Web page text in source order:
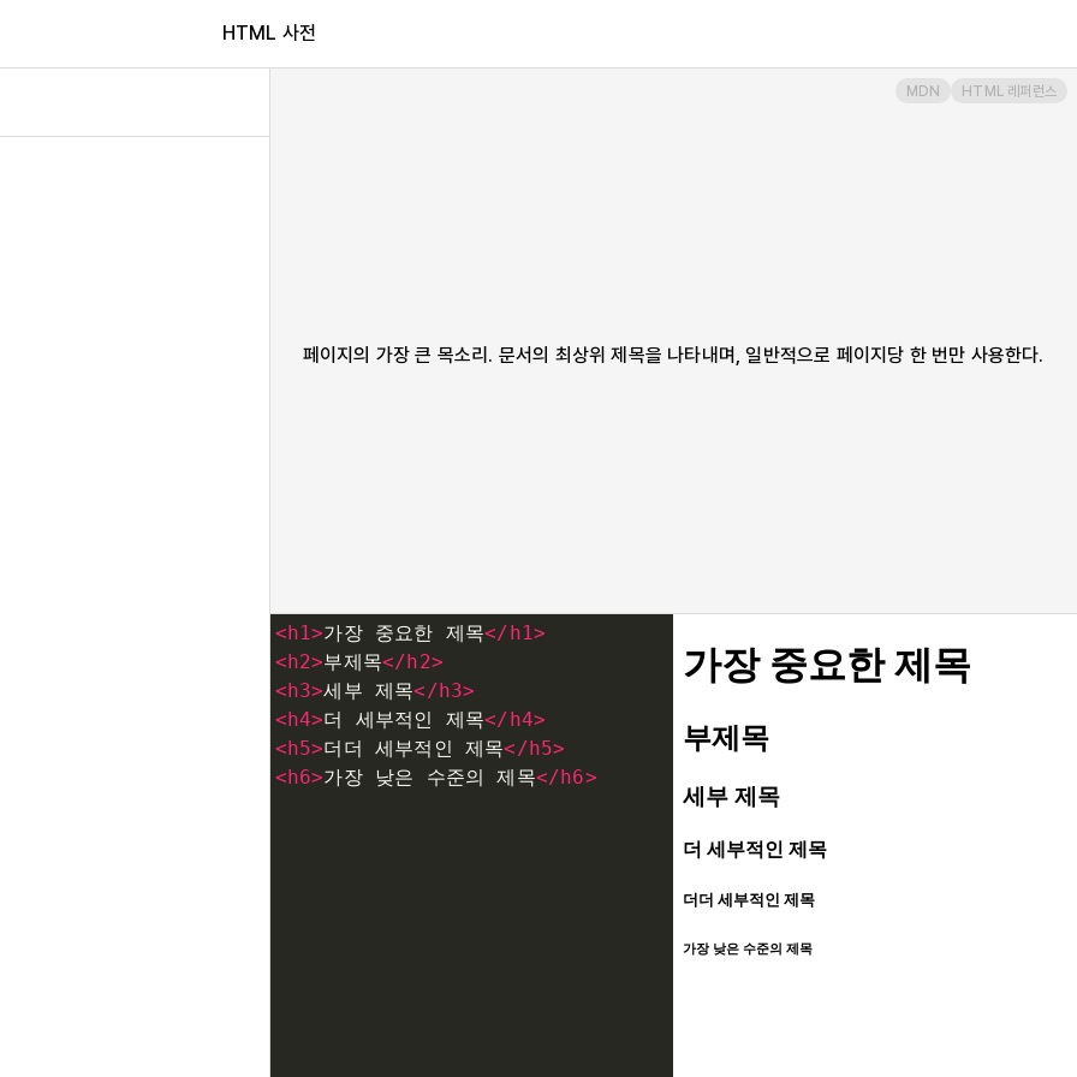
HTML 사전
페이지의 가장 큰 목소리. 문서의 최상위 제목을 나타내며, 일반적으로 페이지당 한 번만 사용한다.
MDN HTML 레퍼런스
<h1>가장 중요한 제목</h1>
<h2>부제목</h2>
<h3>세부 제목</h3>
<h4>더 세부적인 제목</h4>
<h5>더더 세부적인 제목</h5>
<h6>가장 낮은 수준의 제목</h6>